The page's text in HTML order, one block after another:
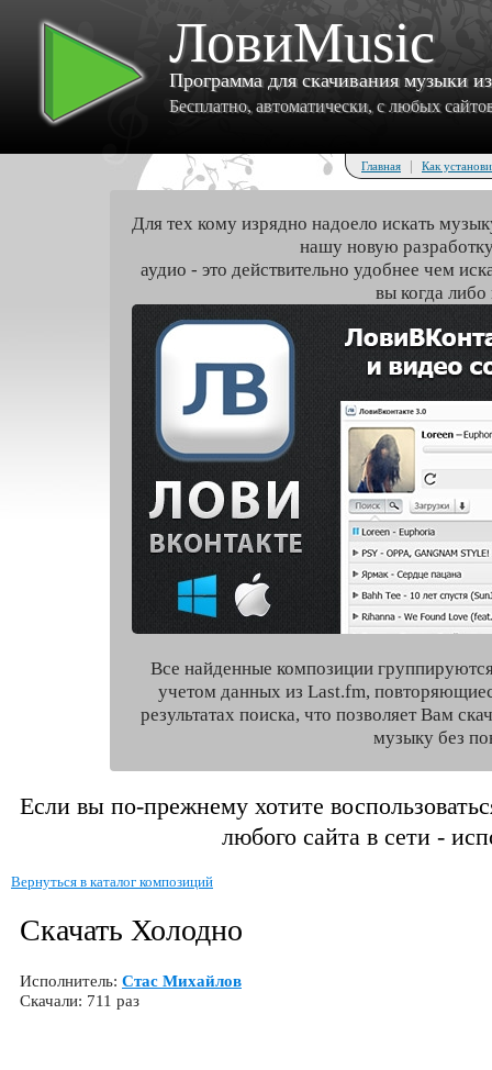
ЛовиMusic
Программа для скачивания музыки
Бесплатно, автоматически, с любых
Главная | Как
Для тех кому изрядно надоело искать
нашу новую
аудио - это действительно удобнее чем
вы когда либо
Все найденные композиции
учетом данных из Last.fm,
результатах поиска, что позволяет Вам
музыку без
Если вы по-прежнему хотите
любого сайта в сети -
Вернуться в каталог композиций
Скачать Холодно
Исполнитель: Стас Михайлов
Скачали: 711 раз